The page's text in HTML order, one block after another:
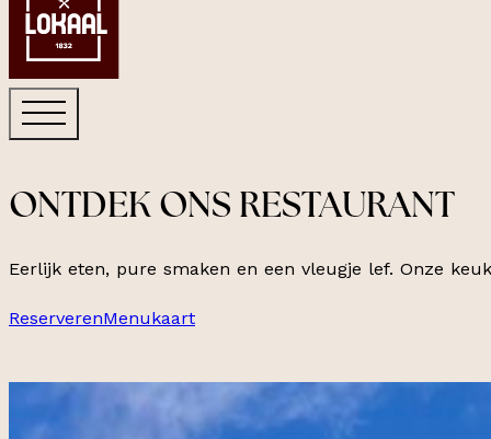
ONTDEK ONS RESTAURANT
Eerlijk eten, pure smaken en een vleugje lef. Onze
ReserverenMenukaart